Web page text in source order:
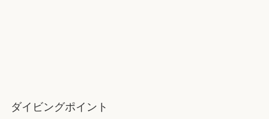
ダイビングポイント